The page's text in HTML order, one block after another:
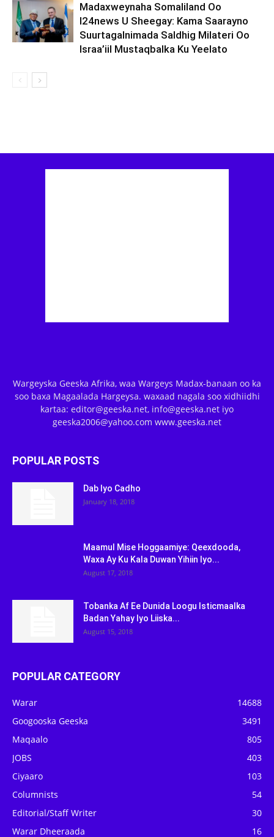
Madaxweynaha Somaliland Oo
I24news U Sheegay: Kama Saarayno
Suurtagalnimada Saldhig Milateri Oo
Israa’iil Mustaqbalka Ku Yeelato
Wargeyska Geeska Afrika, waa Wargeys Madax-banaan oo ka
soo baxa Magaalada Hargeysa. waxaad nagala soo xidhiidhi
kartaa: editor@geeska.net, info@geeska.net iyo
geeska2006@yahoo.com www.geeska.net
POPULAR POSTS
Dab Iyo Cadho
January 18, 2018
Maamul Mise Hoggaamiye: Qeexdooda,
Waxa Ay Ku Kala Duwan Yihiin Iyo...
August 17, 2018
Tobanka Af Ee Dunida Loogu Isticmaalka
Badan Yahay Iyo Liiska...
August 15, 2018
POPULAR CATEGORY
Warar
14688
Googooska Geeska
3491
Maqaalo
805
JOBS
403
Ciyaaro
103
Columnists
54
Editorial/Staff Writer
30
Warar Dheeraada
16